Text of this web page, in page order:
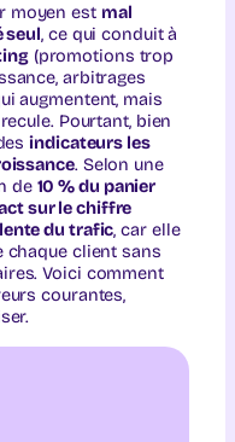
moyen est mal
seul, ce qui conduit à
(promotions trop
arbitrages
augmentent, mais
Pourtant, bien
indicateurs les
. Selon une
de 10 % du panier
sur le chiffre
du trafic, car elle
chaque client sans
Voici comment
courantes,